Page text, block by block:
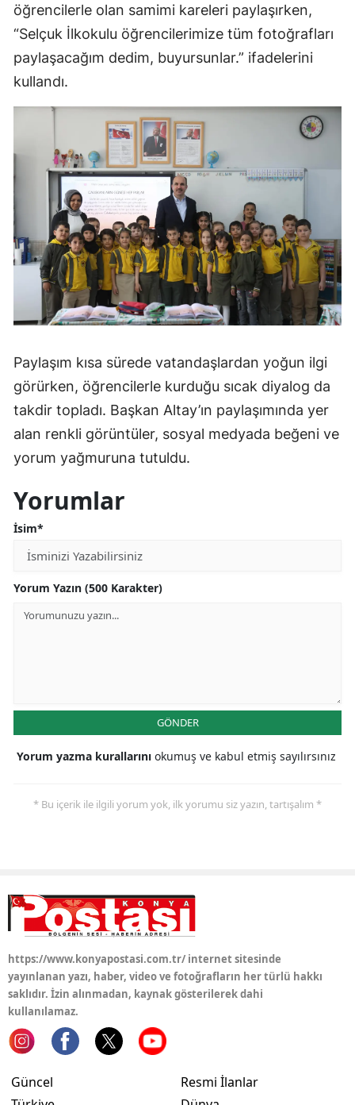
Giresun
Gümüşhane
Mersin
İstanbul
İzmir
Kars
Kastamonu
Kırklareli
Kırşehir
Kocaeli
Nevşehir
Ordu
Sinop
Sivas
öğrencilerle olan samimi kareleri paylaşırken,
“Selçuk İlkokulu öğrencilerimize tüm fotoğrafları
paylaşacağım dedim, buyursunlar.” ifadelerini
kullandı.
Paylaşım kısa sürede vatandaşlardan yoğun ilgi
görürken, öğrencilerle kurduğu sıcak diyalog da
takdir topladı. Başkan Altay’ın paylaşımında yer
alan renkli görüntüler, sosyal medyada beğeni ve
yorum yağmuruna tutuldu.
Yorumlar
İsim*
Yorum Yazın (500 Karakter)
GÖNDER
Yorum yazma kurallarını okumuş ve kabul etmiş sayılırsınız
* Bu içerik ile ilgili yorum yok, ilk yorumu siz yazın, tartışalım *
https://www.konyapostasi.com.tr/ internet sitesinde
yayınlanan yazı, haber, video ve fotoğrafların her türlü hakkı
saklıdır. İzin alınmadan, kaynak gösterilerek dahi
kullanılamaz.
Güncel
Resmi İlanlar